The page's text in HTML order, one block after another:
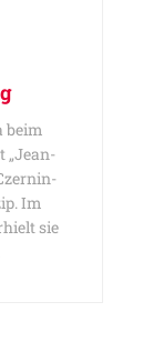
beim
„Jean-
Im
sie